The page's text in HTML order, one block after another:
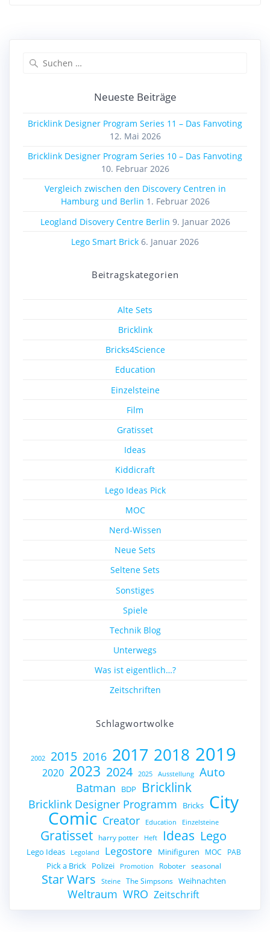
Neueste Beiträge
Bricklink Designer Program Series 11 – Das Fanvoting
12. Mai 2026
Bricklink Designer Program Series 10 – Das Fanvoting
10. Februar 2026
Vergleich zwischen den Discovery Centren in
Hamburg und Berlin 1. Februar 2026
Leogland Disovery Centre Berlin 9. Januar 2026
Lego Smart Brick 6. Januar 2026
Beitragskategorien
Alte Sets
Bricklink
Bricks4Science
Education
Einzelsteine
Film
Gratisset
Ideas
Kiddicraft
Lego Ideas Pick
MOC
Nerd-Wissen
Neue Sets
Seltene Sets
Sonstiges
Spiele
Technik Blog
Unterwegs
Was ist eigentlich…?
Zeitschriften
Schlagwortwolke
2002 2015 2016 2017 2018 2019
2020 2023 2024 2025 Ausstellung Auto
Batman BDP Bricklink
Bricklink Designer Programm Bricks City
Comic Creator Education Einzelsteine
Gratisset harry potter Heft Ideas Lego
Lego Ideas Legoland Legostore Minifiguren MOC PAB
Pick a Brick Polizei Promotion Roboter seasonal
Star Wars Steine The Simpsons Weihnachten
Weltraum WRO Zeitschrift